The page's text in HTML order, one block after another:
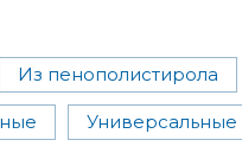
Из пенополистирола
Универсальные